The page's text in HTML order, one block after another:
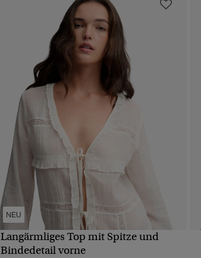
NEU
SCHNELLANSICHT
Langärmliges Top mit Spitze und
Bindedetail vorne